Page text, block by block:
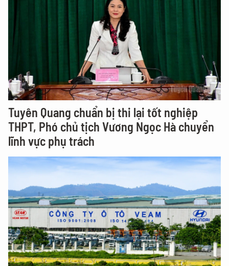
Tuyên Quang chuẩn bị thi lại tốt nghiệp
THPT, Phó chủ tịch Vương Ngọc Hà chuyển
lĩnh vực phụ trách